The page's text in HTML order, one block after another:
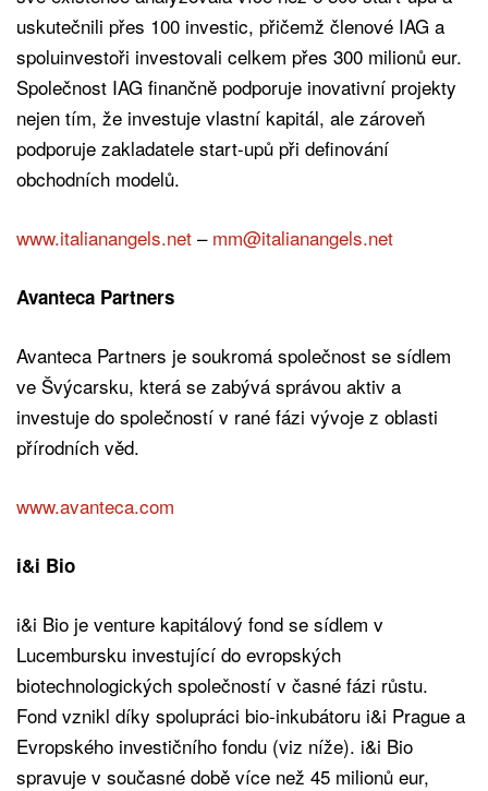
uskutečnili přes 100 investic, přičemž členové IAG a
spoluinvestoři investovali celkem přes 300 milionů eur.
Společnost IAG finančně podporuje inovativní projekty
nejen tím, že investuje vlastní kapitál, ale zároveň
podporuje zakladatele start-upů při definování
obchodních modelů.
www.italianangels.net – mm@italianangels.net
Avanteca Partners
Avanteca Partners je soukromá společnost se sídlem
ve Švýcarsku, která se zabývá správou aktiv a
investuje do společností v rané fázi vývoje z oblasti
přírodních věd.
www.avanteca.com
i&i Bio
i&i Bio je venture kapitálový fond se sídlem v
Lucembursku investující do evropských
biotechnologických společností v časné fázi růstu.
Fond vznikl díky spolupráci bio-inkubátoru i&i Prague a
Evropského investičního fondu (viz níže). i&i Bio
spravuje v současné době více než 45 milionů eur,